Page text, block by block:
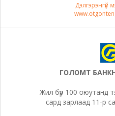
Дэлгэрэнгүй
ГОЛОМТ
Жил бүр 100 оюутанд
сард зарлаад 11-р